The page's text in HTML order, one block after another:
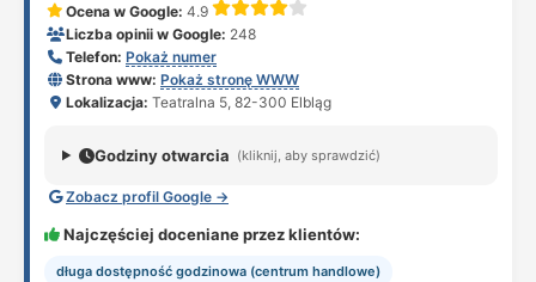
Ocena w Google: 4.9
Liczba opinii w Google: 248
Telefon: Pokaż numer
Strona www: Pokaż stronę WWW
Lokalizacja: Teatralna 5, 82-300 Elbląg
Godziny otwarcia (kliknij, aby sprawdzić)
Zobacz profil Google →
Najczęściej doceniane przez klientów:
długa dostępność godzinowa (centrum handlowe)